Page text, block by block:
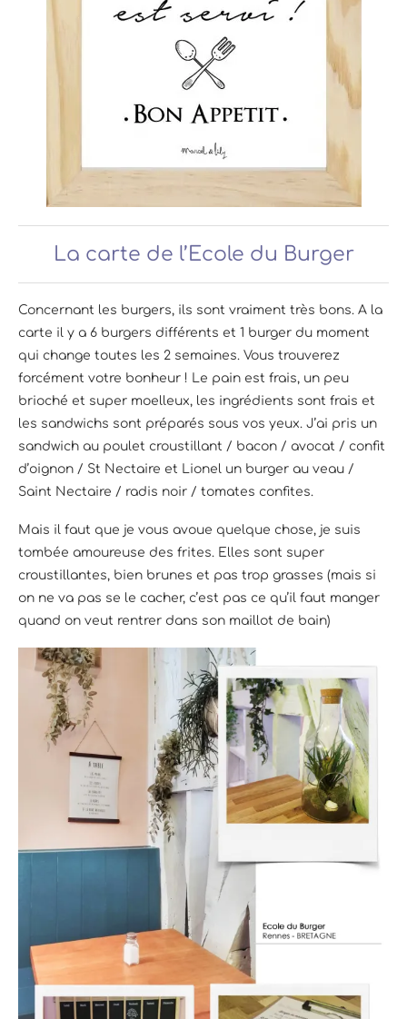
La carte de l’Ecole du Burger
Concernant les burgers, ils sont vraiment très bons. A la
carte il y a 6 burgers différents et 1 burger du moment
qui change toutes les 2 semaines. Vous trouverez
forcément votre bonheur ! Le pain est frais, un peu
brioché et super moelleux, les ingrédients sont frais et
les sandwichs sont préparés sous vos yeux. J’ai pris un
sandwich au poulet croustillant / bacon / avocat / confit
d’oignon / St Nectaire et Lionel un burger au veau /
Saint Nectaire / radis noir / tomates confites.
Mais il faut que je vous avoue quelque chose, je suis
tombée amoureuse des frites. Elles sont super
croustillantes, bien brunes et pas trop grasses (mais si
on ne va pas se le cacher, c’est pas ce qu’il faut manger
quand on veut rentrer dans son maillot de bain)